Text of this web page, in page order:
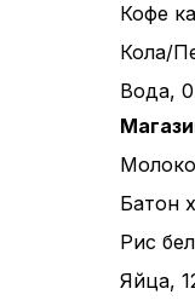
Кофе
Кола/
Вода,
Батон
Рис
Яйца,